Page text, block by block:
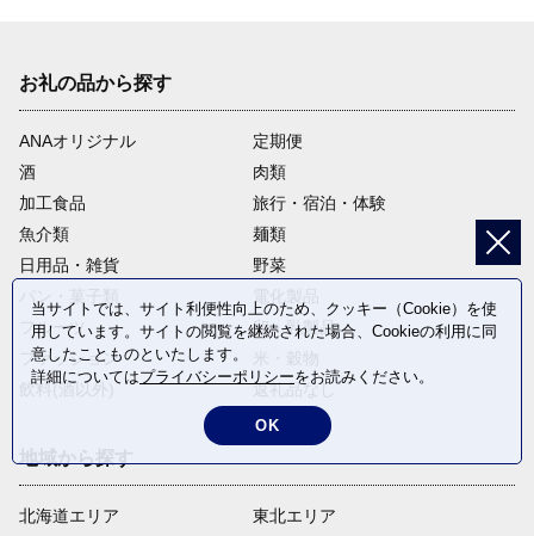
お礼の品から探す
ANAオリジナル
定期便
酒
肉類
加工食品
旅行・宿泊・体験
魚介類
麺類
日用品・雑貨
野菜
フルーツ
卵・乳製品
ファッション
飲料(酒以外)
返礼品なし
北海道エリア
東北エリア
当サイトでは、サイト利便性向上のため、クッキー（Cookie）を使
用しています。サイトの閲覧を継続された場合、Cookieの利用に同
意したことものといたします。
詳細についてはプライバシーポリシーをお読みください。
OK